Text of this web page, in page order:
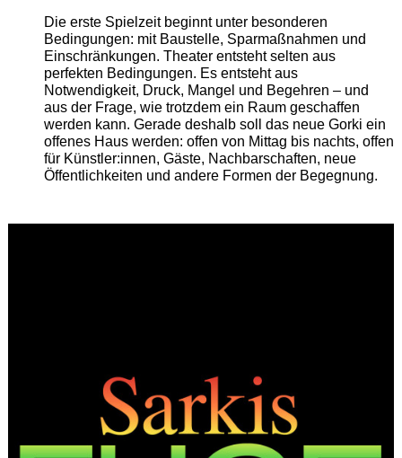
Die erste Spielzeit beginnt unter besonderen
Bedingungen: mit Baustelle, Sparmaßnahmen und
Einschränkungen. Theater entsteht selten aus
perfekten Bedingungen. Es entsteht aus
Notwendigkeit, Druck, Mangel und Begehren – und
aus der Frage, wie trotzdem ein Raum geschaffen
werden kann. Gerade deshalb soll das neue Gorki ein
offenes Haus werden: offen von Mittag bis nachts, offen
für Künstler:innen, Gäste, Nachbarschaften, neue
Öffentlichkeiten und andere Formen der Begegnung.